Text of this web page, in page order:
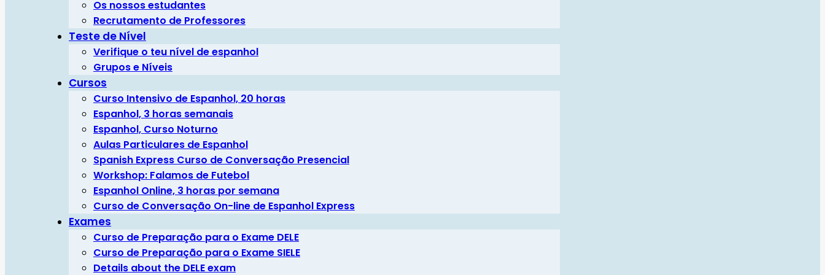
Os nossos estudantes
Recrutamento de Professores
Teste de Nível
Verifique o teu nível de espanhol
Grupos e Níveis
Cursos
Curso Intensivo de Espanhol, 20 horas
Espanhol, 3 horas semanais
Espanhol, Curso Noturno
Aulas Particulares de Espanhol
Spanish Express Curso de Conversação Presencial
Workshop: Falamos de Futebol
Espanhol Online, 3 horas por semana
Curso de Conversação On-line de Espanhol Express
Exames
Curso de Preparação para o Exame DELE
Curso de Preparação para o Exame SIELE
Details about the DELE exam